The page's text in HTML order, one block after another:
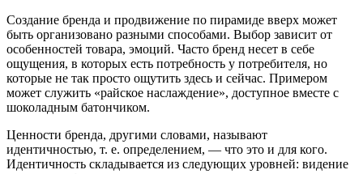
Создание бренда и продвижение по пирамиде вверх может
быть организовано разными способами. Выбор зависит от
особенностей товара, эмоций. Часто бренд несет в себе
ощущения, в которых есть потребность у потребителя, но
которые не так просто ощутить здесь и сейчас. Примером
может служить «райское наслаждение», доступное вместе с
шоколадным батончиком.
Ценности бренда, другими словами, называют
идентичностью, т. е. определением, — что это и для кого.
Идентичность складывается из следующих уровней: видение